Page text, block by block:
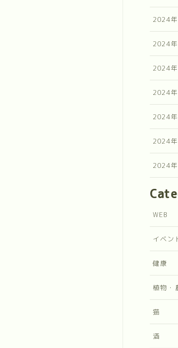
2024
2024
2024
2024
2024
2024
2024
WEB
イベン
健康
植物・
猫
酒